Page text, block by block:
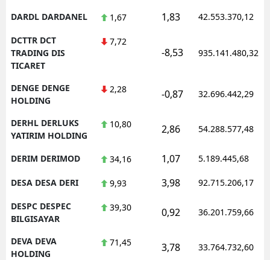
DARDL DARDANEL 1,67 1,83 42.553.370,12
DCTTR DCT
TRADING DIS
TICARET
7,72
-8,53 935.141.480,32
DENGE DENGE
HOLDING
2,28 -0,87 32.696.442,29
DERHL DERLUKS
YATIRIM HOLDING
10,80 2,86 54.288.577,48
DERIM DERIMOD 34,16 1,07 5.189.445,68
DESA DESA DERI 9,93 3,98 92.715.206,17
DESPC DESPEC
BILGISAYAR
39,30 0,92 36.201.759,66
DEVA DEVA
HOLDING
71,45 3,78 33.764.732,60